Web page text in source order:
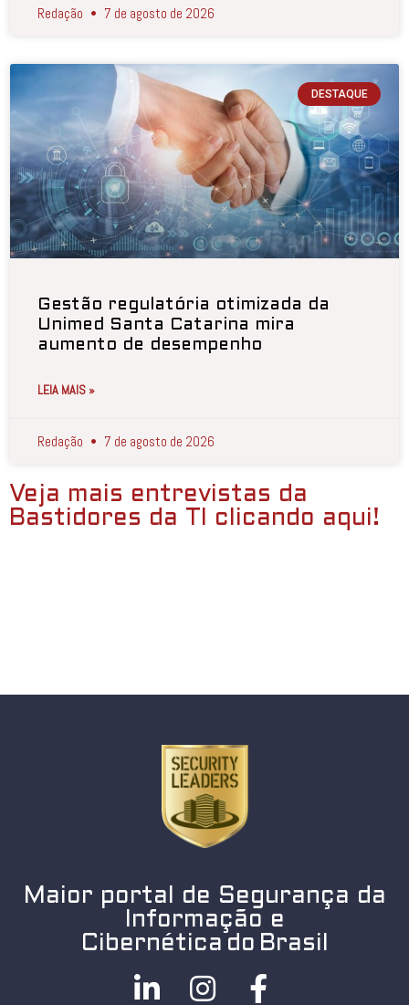
Redação 7 de agosto de 2026
DESTAQUE
Gestão regulatória otimizada da
Unimed Santa Catarina mira
aumento de desempenho
LEIA MAIS »
Redação 7 de agosto de 2026
Veja mais entrevistas da
Bastidores da TI clicando aqui!
Maior portal de Segurança da
Informação e
Cibernética do Brasil